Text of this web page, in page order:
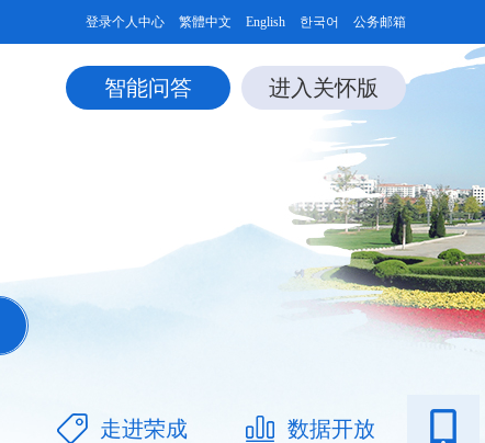
登录个人中心 繁體中文 English 한국어 公务邮箱
智能问答 进入关怀版
走进荣成 数据开放